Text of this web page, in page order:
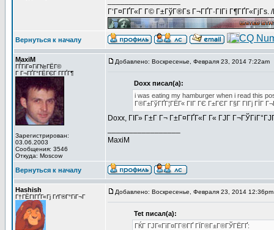
Г‘Г¤ГҐГ«Г Г© Г±ГўГ®Гѕ Г¬ГҐГ·ГІГі Г¶ГҐГ«ГјГѕ.
Вернуться к началу
MaxiM
ГЃГіГ¤ГіГ№ГЁГ©
Г Г¬ГҐГ°ГЁГЄГ Г­ГҐГ¶
Зарегистрирован:
03.06.2003
Сообщения: 3546
Откуда: Moscow
Добавлено: Воскресенье, Февраля 23, 2014 7:22am
Doxx писал(а):
i was eating my hamburger when i read this
Г®Г±ГўГҐГ¦ГЁГ« ГІГ ГЄ Г±ГЄГ Г§Г ГІГј ГЇГ
Doxx, ГІГ» Г±Г Г¬ Г±Г¤ГҐГ«Г Г« ГЈГ
MaxiM
Вернуться к началу
Hashish
Г†ГЁГІГҐГ«Гј ГґГ®Г°ГіГ¬Г
Добавлено: Воскресенье, Февраля 23, 2014 12:36pm
Tet писал(а):
ГЌГ ГЈГ«ГїГ¤Г­Г®ГҐ ГЇГ®Г±Г®ГЎГЁГҐ: